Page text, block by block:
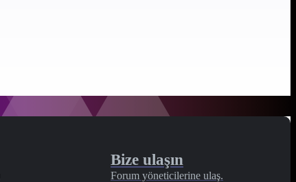
Bize ulaşın
Forum yöneticilerine ulaş.